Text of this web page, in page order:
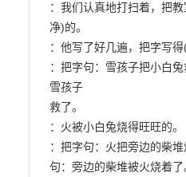
：我们认真地打扫着，把
净)的。
：他写了好几遍，把字写得
：把字句：雪孩子把小白
雪孩子
救了。
：火被小白兔烧得旺旺的。
：把字句：火把旁边的柴
句：旁边的柴堆被火烧着了